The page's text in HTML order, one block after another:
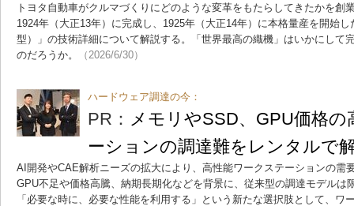
トヨタ自動車がクルマづくりにどのような変革をもたらしてきたかを創
1924年（大正13年）に完成し、1925年（大正14年）に本格量産を開始
型）」の技術詳細について解説する。「世界最高の織機」はいかにして
のだろうか。
（2026/6/30）
ハードウェア調達の今：
PR： メモリやSSD、GPU価格
ーションの調達難をレンタルで
AI開発やCAE解析ニーズの拡大により、高性能ワークステーションの需
GPU不足や価格高騰、納期長期化などを背景に、従来型の調達モデルは
「必要な時に、必要な性能を利用する」という新たな選択肢として、ワ